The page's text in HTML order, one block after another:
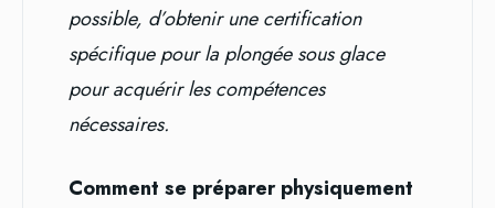
possible, d’obtenir une certification
spécifique pour la plongée sous glace
pour acquérir les compétences
nécessaires.
Comment se préparer physiquement